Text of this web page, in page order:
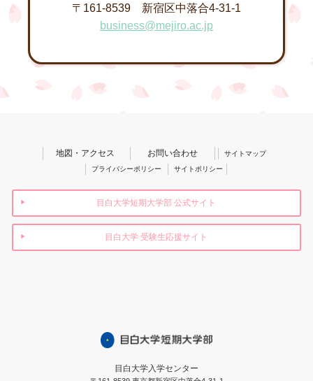
〒161-8539 新宿区中落合4-31-1
business@mejiro.ac.jp
目白大学短期大学部 公式サイト
目白大学 受験生応援サイト
地図・アクセス お問い合わせ
サイトマップ
プライバシーポリシー
サイトポリシー
目白大学入学センター